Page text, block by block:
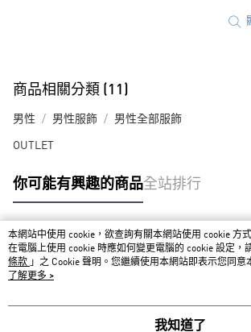
商品相關分類 (11)
男性 男性服飾 男性全部服飾
OUTLET
你可能有興趣的商品全站排行
熱門標籤
本網站中使用 cookie，欲查詢有關本網站使用 cookie 方
在電腦上使用 cookie 時應如何變更電腦的 cookie 設定，
條款 」之 Cookie 聲明。您繼續使用本網站即表示您同意
款之 Cookie 聲明使用 cookie。
了解更多 >
我知道了